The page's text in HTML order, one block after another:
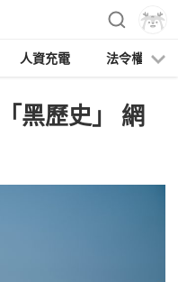
人資充電 法令權益
黑歷史」 網